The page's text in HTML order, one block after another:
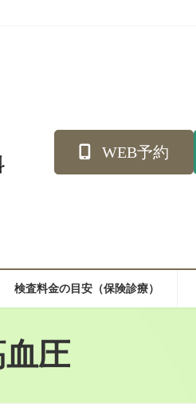
WEB予約
検査料金の目安（保険診療）
圧